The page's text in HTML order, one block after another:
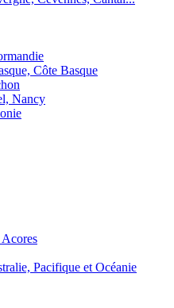
Côte Basque
Nancy
Pacifique et Océanie